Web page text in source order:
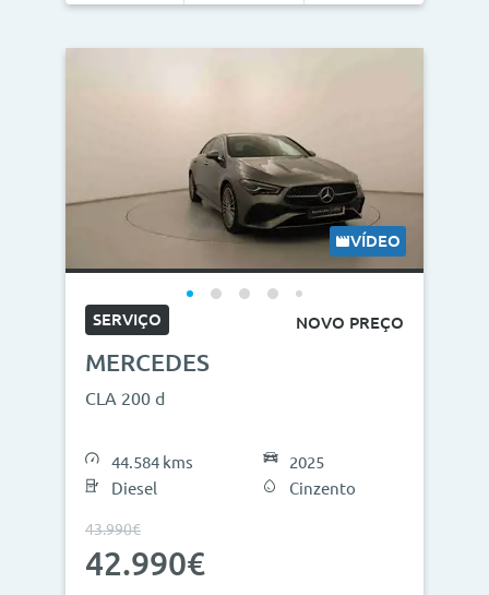
VÍDEO
SERVIÇO NOVO PREÇO
MERCEDES
CLA 200 d
44.584 kms
Diesel
2025
Cinzento
43.990€
42.990€